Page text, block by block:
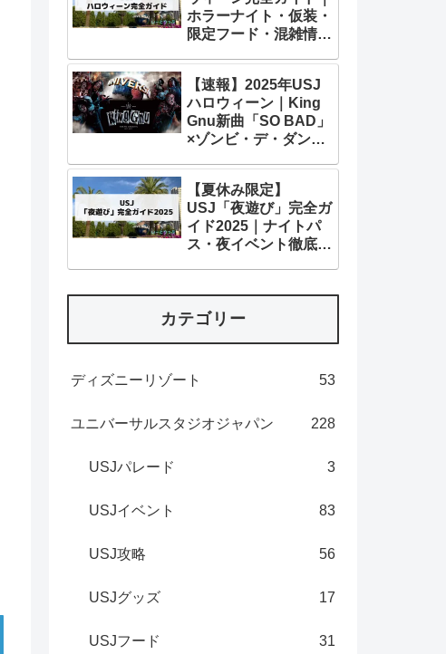
ホラーナイト・仮装・
限定フード・混雑情報
【速報】2025年USJ
ハロウィーン｜King
Gnu新曲「SO BAD」
×ゾンビ・デ・ダンス
【夏休み限定】
USJ「夜遊び」完全ガ
イド2025｜ナイトパ
ス・夜イベント徹底解
カテゴリー
ディズニーリゾート 53
ユニバーサルスタジオジャパン 228
USJパレード 3
USJイベント 83
USJ攻略 56
USJグッズ 17
USJフード 31